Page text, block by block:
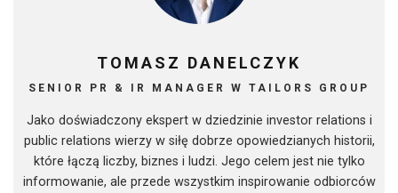
TOMASZ DANELCZYK
SENIOR PR & IR MANAGER W TAILORS GROUP
Jako doświadczony ekspert w dziedzinie investor relations i
public relations wierzy w siłę dobrze opowiedzianych historii,
które łączą liczby, biznes i ludzi. Jego celem jest nie tylko
informowanie, ale przede wszystkim inspirowanie odbiorców